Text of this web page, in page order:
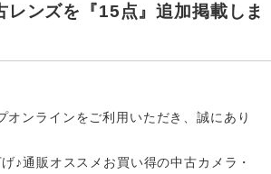
レンズを『15点』追加掲載しま
オンラインをご利用いただき、誠にあり
♪通販オススメお買い得の中古カメラ・